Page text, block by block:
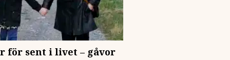
för sent i livet – gåvor